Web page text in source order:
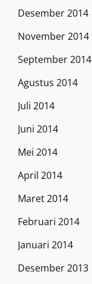
Desember 2014
November 2014
September 2014
Agustus 2014
Juli 2014
Juni 2014
Mei 2014
April 2014
Maret 2014
Februari 2014
Januari 2014
Desember 2013